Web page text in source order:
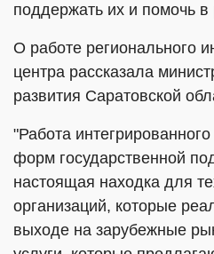
поддержать их и помочь в
О работе регионального
центра рассказала
развития Саратовской
"Работа
форм государственной
настоящая находка для
организаций, которые
выходе на зарубежные